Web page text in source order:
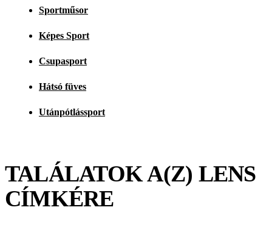
Sportműsor
Képes Sport
Csupasport
Hátsó füves
Utánpótlássport
TALÁLATOK A(Z) LENS
CÍMKÉRE